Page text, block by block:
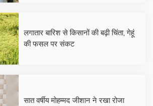
लगातार बारिश से किसानों की बढ़ी चिंता, गेहूं
की फसल पर संकट
सात वर्षीय मोहम्मद जीशान ने रखा रोजा